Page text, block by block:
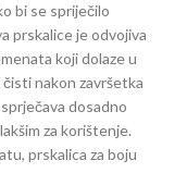
bi se spriječilo
prskalice je odvojiva
koji dolaze u
nakon završetka
dosadno
za korištenje.
prskalica za boju